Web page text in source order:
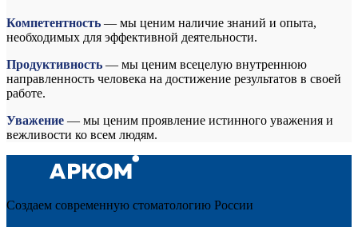
Компетентность — мы ценим наличие знаний и опыта,
необходимых для эффективной деятельности.
Продуктивность — мы ценим всецелую внутреннюю
направленность человека на достижение результатов в своей
работе.
Уважение — мы ценим проявление истинного уважения и
вежливости ко всем людям.
Создаем современную стоматологию России